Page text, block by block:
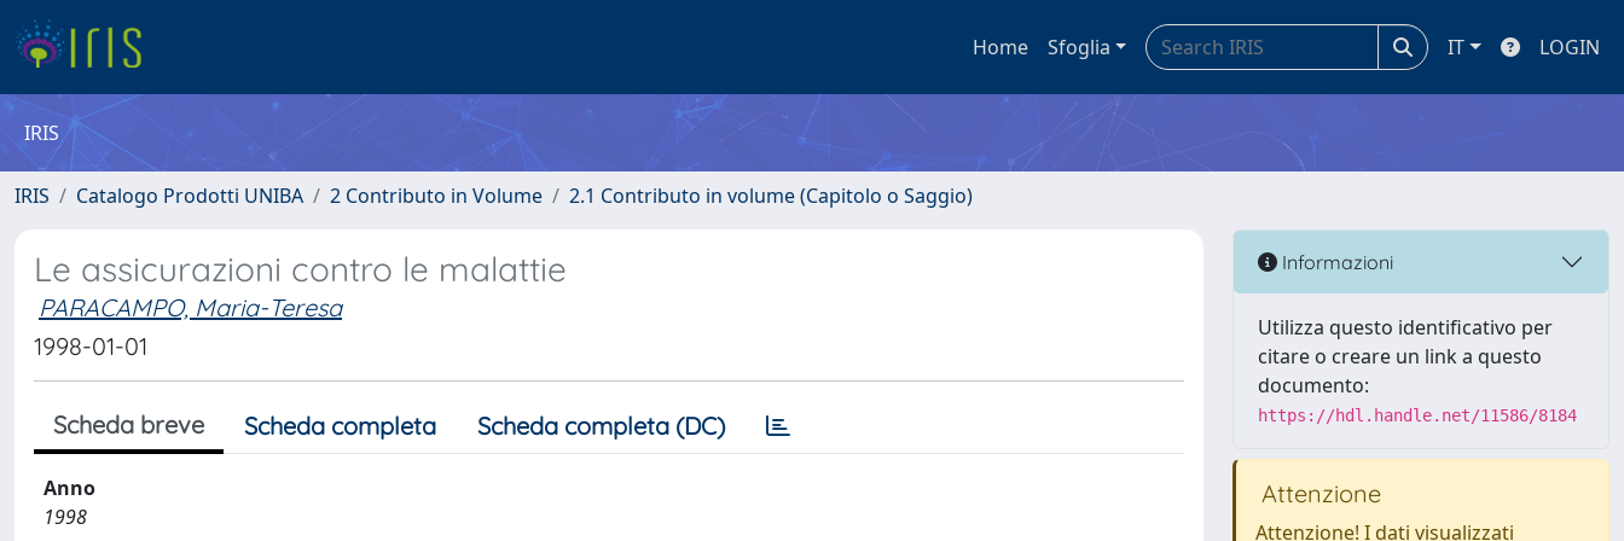
Home Sfoglia IT LOGIN
IRIS
IRIS Catalogo Prodotti UNIBA 2 Contributo in Volume 2.1 Contributo in volume (Capitolo o Saggio)
Le assicurazioni contro le malattie
PARACAMPO, Maria-Teresa
1998-01-01
Scheda breve Scheda completa Scheda completa (DC)
Anno
1998
Informazioni
Utilizza questo identificativo per
citare o creare un link a questo
documento:
https://hdl.handle.net/11586/8184
Attenzione
Attenzione! I dati visualizzati